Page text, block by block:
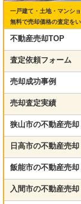
一戸建て・土地・マンシ
無料で売却価格の査定をい
不動産売却TOP
査定依頼フォーム
売却成功事例
売却査定実績
狭山市の不動産売却
日高市の不動産売却
飯能市の不動産売却
入間市の不動産売却